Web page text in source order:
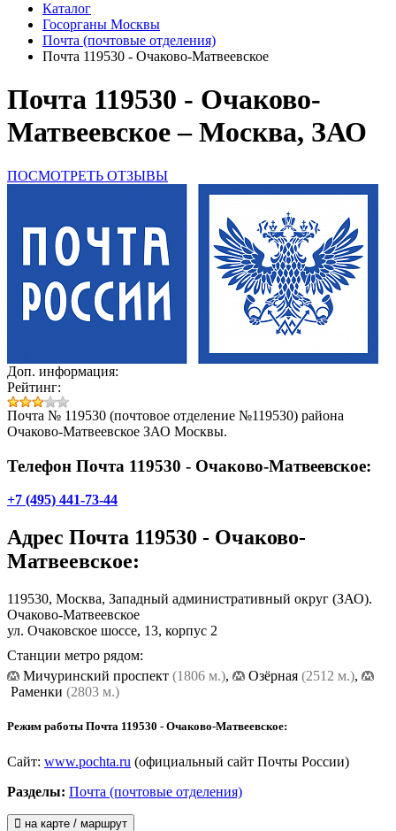
Каталог
Госорганы Москвы
Почта (почтовые отделения)
Почта 119530 - Очаково-Матвеевское
Почта 119530 - Очаково-
Матвеевское – Москва, ЗАО
ПОСМОТРЕТЬ ОТЗЫВЫ
Доп. информация:
Рейтинг:
Почта № 119530 (почтовое отделение №119530) района
Очаково-Матвеевское ЗАО Москвы.
Телефон Почта 119530 - Очаково-Матвеевское:
+7 (495) 441-73-44
Адрес Почта 119530 - Очаково-
Матвеевское:
119530, Москва, Западный административный округ (ЗАО).
Очаково-Матвеевское
ул. Очаковское шоссе, 13, корпус 2
Станции метро рядом:
Мичуринский проспект (1806 м.), Озёрная (2512 м.),
Раменки (2803 м.)
Режим работы Почта 119530 - Очаково-Матвеевское:
Сайт: www.pochta.ru (официальный сайт Почты России)
Разделы: Почта (почтовые отделения)
на карте / маршрут